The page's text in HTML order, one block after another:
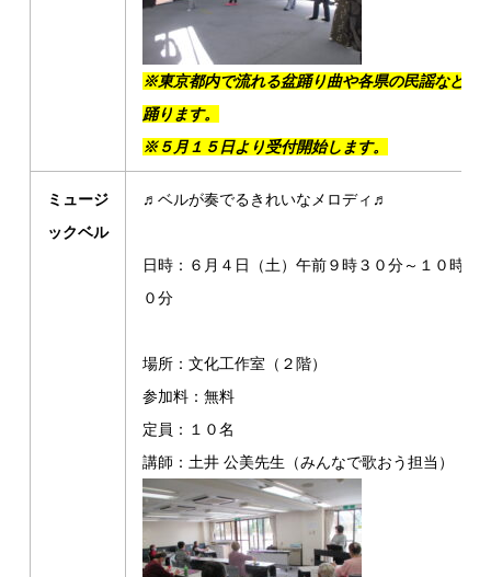
※東京都内で流れる盆踊り曲や各県の民謡などを
踊ります。
※５月１５日より受付開始します。
ミュージ
ックベル
♬ベルが奏でるきれいなメロディ♬
日時：６月４日（土）午前９時３０分～１０時３
０分
場所：文化工作室（２階）
参加料：無料
定員：１０名
講師：土井 公美先生（みんなで歌おう担当）